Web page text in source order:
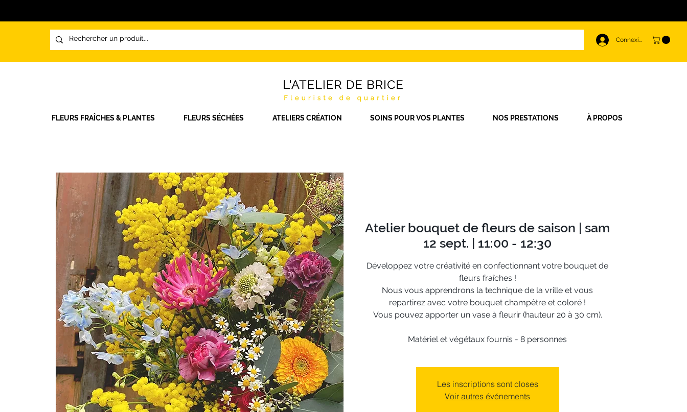
Connexion
FLEURS FRAÎCHES & PLANTES FLEURS SÉCHÉES ATELIERS CRÉATION SOINS POUR VOS PLANTES NOS PRESTATIONS À PROPOS
Atelier bouquet de fleurs de saison | sam
12 sept. | 11:00 - 12:30
Développez votre créativité en confectionnant votre bouquet de
fleurs fraîches !
Nous vous apprendrons la technique de la vrille et vous
repartirez avec votre bouquet champêtre et coloré !
Vous pouvez apporter un vase à fleurir (hauteur 20 à 30 cm).
Matériel et végétaux fournis - 8 personnes
Les inscriptions sont closes
Voir autres événements